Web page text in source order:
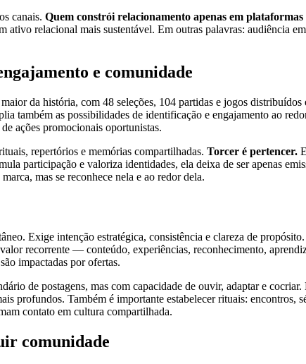
canais. Quem constrói relacionamento apenas em
ativo relacional mais sustentável. Em outras palavras: audiência
e comunidade
da história, com 48 seleções, 104 partidas e jogos
também as possibilidades de identificação e engajamento ao
ações promocionais oportunistas.
repertórios e memórias compartilhadas. Torcer é pertencer.
participação e valoriza identidades, ela deixa de ser apenas
mas se reconhece nela e ao redor dela.
Exige intenção estratégica, consistência e clareza de
recorrente — conteúdo, experiências, reconhecimento,
impactadas por ofertas.
de postagens, mas com capacidade de ouvir, adaptar e
profundos. Também é importante estabelecer rituais: encontros,
contato em cultura compartilhada.
comunidade